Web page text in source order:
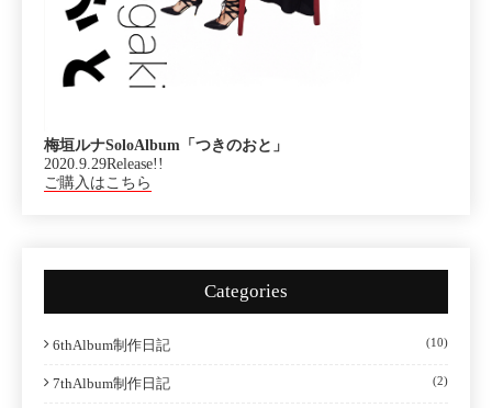
梅垣ルナSoloAlbum「つきのおと」
2020.9.29Release!!
ご購入はこちら
Categories
6thAlbum制作日記 (10)
7thAlbum制作日記 (2)